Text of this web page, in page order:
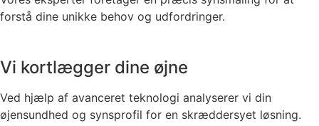
forstå dine unikke behov og udfordringer.
Vi kortlægger dine øjne
Ved hjælp af avanceret teknologi analyserer vi din
øjensundhed og synsprofil for en skræddersyet løsning.